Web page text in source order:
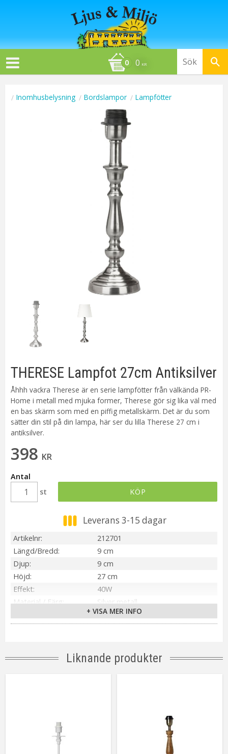
0 KR
Inomhusbelysning Bordslampor Lampfötter
THERESE Lampfot 27cm Antiksilver
Åhhh vackra Therese är en serie lampfötter från välkända PR-
Home i metall med mjuka former, Therese gör sig lika väl med
en bas skärm som med en piffig metallskärm. Det är du som
sätter din stil på din lampa, här ser du lilla Therese 27 cm i
antiksilver.
398 KR
Antal
st
KÖP
Leverans 3-15 dagar
Artikelnr
212701
Längd/Bredd
9 cm
Djup
9 cm
Höjd
27 cm
Effekt
40W
Material / Färg
Silver metall
E27
Anpassad för
Inomhus
+ VISA MER INFO
Liknande produkter